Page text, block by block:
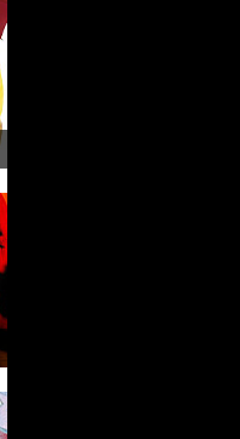
Zero Day
Триллер, Драма